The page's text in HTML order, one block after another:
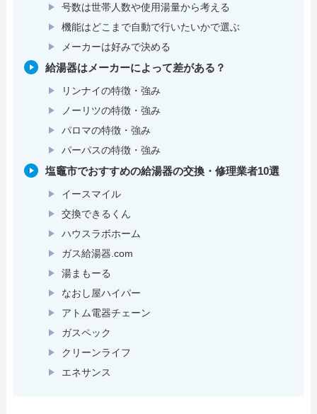
号数は世帯人数や使用湯量から考える
機能はどこまで自動で行いたいかで選ぶ
メーカーは好みで決める
給湯器はメーカーによって差がある？
リンナイの特徴・強み
ノーリツの特徴・強み
パロマの特徴・強み
パーパスの特徴・強み
塩竈市でおすすめの給湯器の交換・修理業者10選
イースマイル
交換できるくん
ハウスラボホーム
ガス給湯器.com
湯まもーる
なおし屋ハイパー
アトム電器チェーン
ガスペック
クリーンライフ
エネサンス